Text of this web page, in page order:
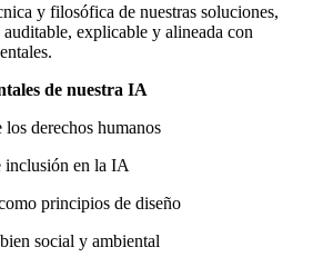
y filosófica de nuestras soluciones,
explicable y alineada con
de nuestra IA
derechos humanos
inclusión en la IA
principios de diseño
social y ambiental